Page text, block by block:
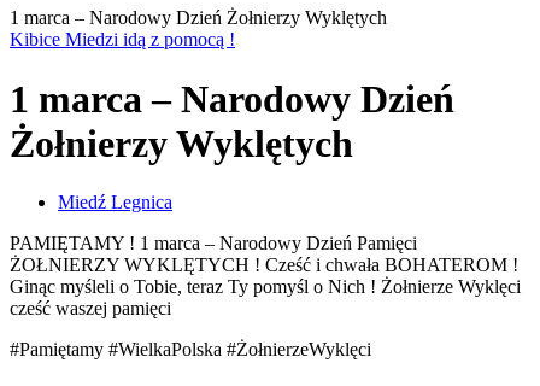
1 marca – Narodowy Dzień Żołnierzy Wyklętych
Kibice Miedzi idą z pomocą !
1 marca – Narodowy Dzień
Żołnierzy Wyklętych
Miedź Legnica
PAMIĘTAMY ! 1 marca – Narodowy Dzień Pamięci
ŻOŁNIERZY WYKLĘTYCH ! Cześć i chwała BOHATEROM !
Ginąc myśleli o Tobie, teraz Ty pomyśl o Nich ! Żołnierze Wyklęci
cześć waszej pamięci
#Pamiętamy #WielkaPolska #ŻołnierzeWyklęci